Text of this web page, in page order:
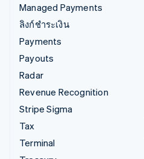
Managed Payments
ลิงก์ชำระเงิน
Payments
Payouts
Radar
Revenue Recognition
Stripe Sigma
Tax
Terminal